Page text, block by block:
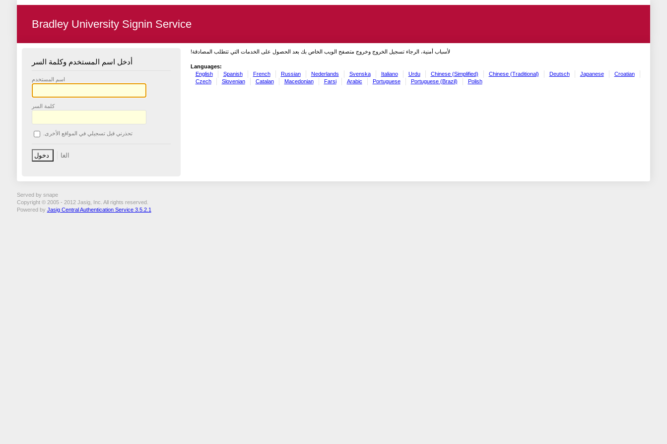
Bradley University Signin Service
أدخل اسم المستخدم وكلمة السر
اسم المستخدم
كلمة السر
تحذرني قبل تسجيلي في المواقع الأخرى.
لأسباب أمنية، الرجاء تسجيل الخروج وخروج متصفح الويب الخاص بك بعد الحصول على الخدمات التي تتطلب المصادقة!
Languages:
English
Spanish French Russian Nederlands Svenska Italiano Urdu Chinese (Simplified) Chinese (Traditional) Deutsch Japanese
Croatian
Czech
Slovenian Catalan Macedonian Farsi Arabic Portuguese Portuguese (Brazil) Polish
Served by snape
Copyright © 2005 - 2012 Jasig, Inc. All rights reserved.
Powered by Jasig Central Authentication Service 3.5.2.1